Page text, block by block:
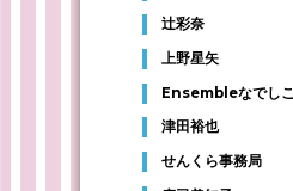
辻彩奈
上野星矢
Ensembleなでしこ
津田裕也
せんくら事務局